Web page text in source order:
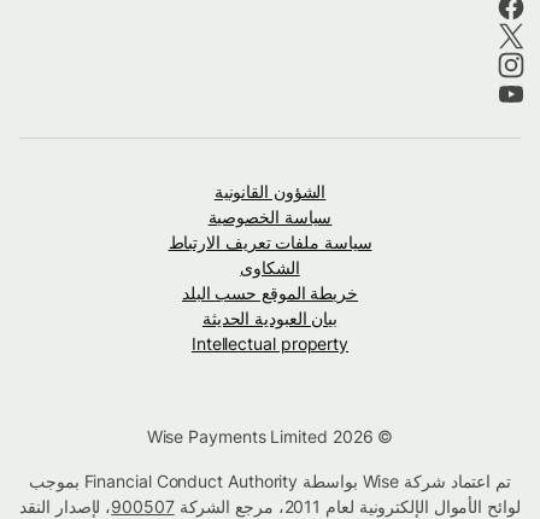
الشؤون القانونية
سياسة الخصوصية
سياسة ملفات تعريف الارتباط
الشكاوى
خريطة الموقع حسب البلد
بيان العبودية الحديثة
Intellectual property
تم اعتماد شركة Wise بواسطة Financial Conduct Authority بموجب
لوائح الأموال الإلكترونية لعام 2011، مرجع الشركة
900507، لإصدار النقد